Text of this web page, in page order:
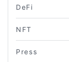
DeFi
NFT
Press